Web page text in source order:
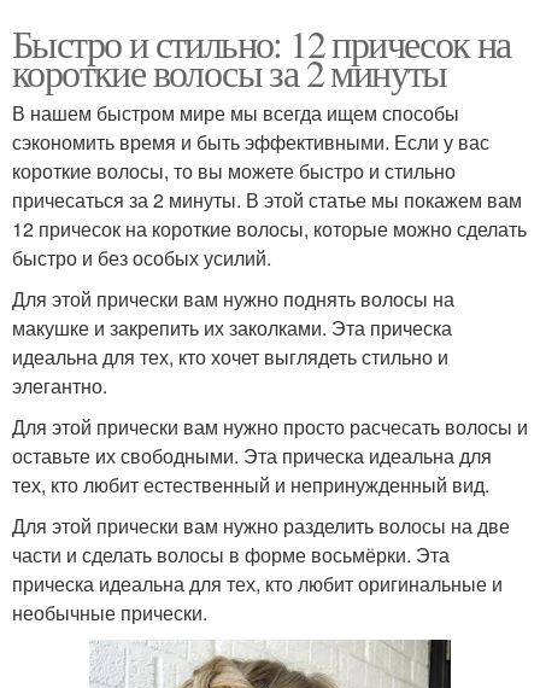
Быстро и стильно: 12 причесок на
короткие волосы за 2 минуты
В нашем быстром мире мы всегда ищем способы
сэкономить время и быть эффективными. Если у вас
короткие волосы, то вы можете быстро и стильно
причесаться за 2 минуты. В этой статье мы покажем вам
12 причесок на короткие волосы, которые можно сделать
быстро и без особых усилий.
Для этой прически вам нужно поднять волосы на
макушке и закрепить их заколками. Эта прическа
идеальна для тех, кто хочет выглядеть стильно и
элегантно.
Для этой прически вам нужно просто расчесать волосы и
оставьте их свободными. Эта прическа идеальна для
тех, кто любит естественный и непринужденный вид.
Для этой прически вам нужно разделить волосы на две
части и сделать волосы в форме восьмёрки. Эта
прическа идеальна для тех, кто любит оригинальные и
необычные прически.